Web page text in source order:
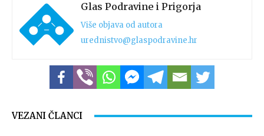
Glas Podravine i Prigorja
Više objava od autora
urednistvo@glaspodravine.hr
VEZANI ČLANCI